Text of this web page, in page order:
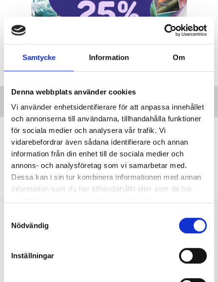
Samtycke Information Om
Denna webbplats använder cookies
Vi använder enhetsidentifierare för att anpassa innehållet
och annonserna till användarna, tillhandahålla funktioner
för sociala medier och analysera vår trafik. Vi
vidarebefordrar även sådana identifierare och annan
information från din enhet till de sociala medier och
annons- och analysföretag som vi samarbetar med.
Dessa kan i sin tur kombinera informationen med annan
information som du har tillhandahållit eller som de har
Nödvändig
Inställningar
Yrkesläraren: Slopa
motivationsretoriken
startpunkten utan slutresultatet? skriver
yrkesläraren Therese Blomqvist.
eleverna hantera yrkets